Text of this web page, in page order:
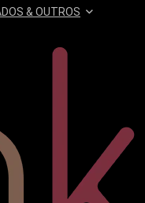
& OUTROS